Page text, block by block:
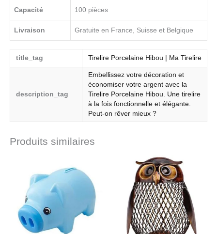
Capacité 100 pièces
Livraison Gratuite en France, Suisse et Belgique
title_tag Tirelire Porcelaine Hibou | Ma Tirelire
description_tag
Embellissez votre décoration et
économiser votre argent avec la
Tirelire Porcelaine Hibou. Une tirelire
à la fois fonctionnelle et élégante.
Peut-on rêver mieux ?
Produits similaires